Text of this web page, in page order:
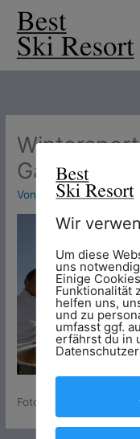
Zum
Inhalt
springen
Gastronomie
Von Chris/6.
Foto: Alta Badia
Wir
Um diese
uns
Einige
Funktionalität
helfen uns,
und zu
umfasst ggf.
erfährst du in